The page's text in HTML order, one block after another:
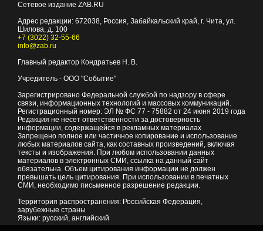
Сетевое издание ZAB.RU
Адрес редакции: 672038, Россия, Забайкальский край, г. Чита, ул.
Шилова, д. 100
+7 (3022) 32-55-66
info@zab.ru
Главный редактор Кондратьев Н. В.
Учредитель - ООО "Событие"
Зарегистрировано Федеральной службой по надзору в сфере
связи, информационных технологий и массовых коммуникаций.
Регистрационный номер: ЭЛ № ФС 77 - 75882 от 24 июня 2019 года
Редакция не несет ответственности за достоверность
информации, содержащейся в рекламных материалах
Запрещено полное или частичное копирование и использование
любых материалов сайта, как составных произведений, включая
тексты и изображения. При любом использовании данных
материалов в электронных СМИ, ссылка на данный сайт
обязательна. Объем цитирования информации не должен
превышать цель цитирования. При использовании в печатных
СМИ, необходимо письменное разрешение редакции.
Территория распространения: Российская Федерация,
зарубежные страны
Языки: русский, английский